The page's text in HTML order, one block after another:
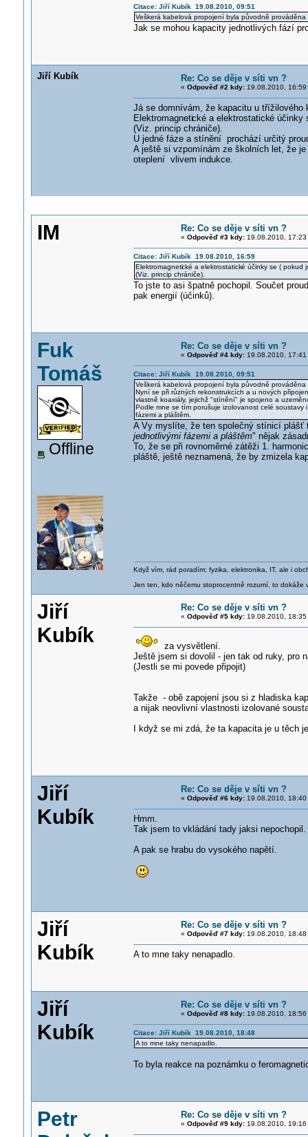
Citace: Jiří Kubík 19.08.2010, 09:51
Veškerá kabelová propojení byla původně
Jak se mohou kapacity jednotlivých fází
Jiří Kubík Re: Co se děje v síti vn ?
« Odpověď #2 kdy:19.08.2010, 16:59
Já se domnívám, že kapacitu u
Elektromagnetické a elektrostatické účinky
(Viz. princip chrániče).
U jedné fáze a stínění prochází určitý
A ještě si vzpomínám ze školních let, že
oteplení vlivem indukce.
IM Re: Co se děje v síti vn ?
« Odpověď #3 kdy:19.08.2010, 17:23
Citace: Jiří Kubík 19.08.2010, 16:59
Elektromagnetické a elektrostatické účinky se ( pokud
(Viz. princip chrániče).
To jste to asi špatně pochopil. Součet
pak energií (účinků).
Fuk
Tomáš
Offline
Re: Co se děje v síti vn ?
« Odpověď #4 kdy:19.08.2010, 17:41
Citace: Jiří Kubík 19.08.2010, 09:51
Veškerá kabelová propojení byla původně
Nyní se při různých rekonstrukcích a u nových
vlastně koaxiály, jejichž "stínění" je spojeno a
Podle mne se tím porušuje izolovanost celé soustavy
fázemi a pláštěm.
A Vy myslíte, že ten společný stínicí plášť
jednotlivými fázemi a pláštěm" nějak
To, že se při rovnoměrné zátěži 1.
pláště, ještě neznamená, že by zmizela
Když vím, rád poradím: fyzika, elektronika, IT, ale i
Jen ten, kdo něčemu stoprocentně rozumí, to dokáže
Jiří
Kubík
Re: Co se děje v síti vn ?
« Odpověď #5 kdy:19.08.2010, 18:35
za vysvětlení.
Ještě jsem si dovolil - jen tak od ruky, pro
(Jestli se mi povede připojit)
Takže - obě zapojení jsou si z hladiska
a nijak neovlivní vlastnosti izolované
I když se mi zdá, že ta kapacita je u těch
Jiří
Kubík
Re: Co se děje v síti vn ?
« Odpověď #6 kdy:19.08.2010, 18:40
Hmm.
Tak jsem to vkládání tady jaksi nepochopil.
A pak se hrabu do vysokého napětí.
Jiří
Kubík
Re: Co se děje v síti vn ?
« Odpověď #7 kdy:19.08.2010, 18:48
A to mne taky nenapadlo.
Jiří
Kubík
Re: Co se děje v síti vn ?
« Odpověď #8 kdy:19.08.2010, 18:56
Citace: Jiří Kubík 19.08.2010, 18:48
A to mne taky nenapadlo.
To byla reakce na poznámku o
Petr
Re: Co se děje v síti vn ?
« Odpověď #9 kdy:19.08.2010, 19:16